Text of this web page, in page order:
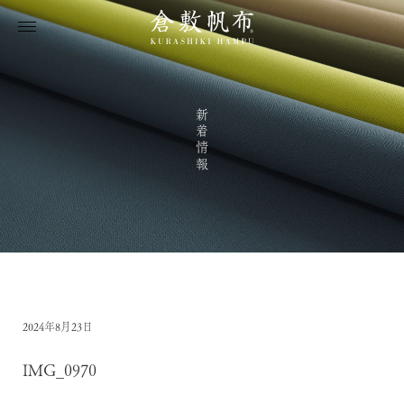
新着情報
2024年8月23日
IMG_0970